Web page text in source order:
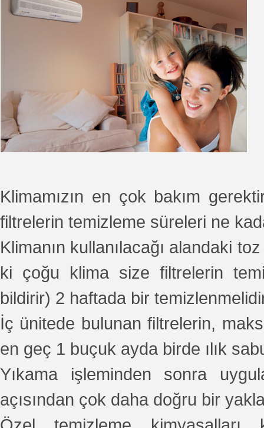
Klimamızın en çok bakım
filtrelerin temizleme süreleri ne
Klimanın kullanılacağı alandaki
ki çoğu klima size filtrelerin
bildirir) 2 haftada bir
İç ünitede bulunan filtrelerin,
en geç 1 buçuk ayda birde ılık
Yıkama işleminden sonra
açısından çok daha doğru bir